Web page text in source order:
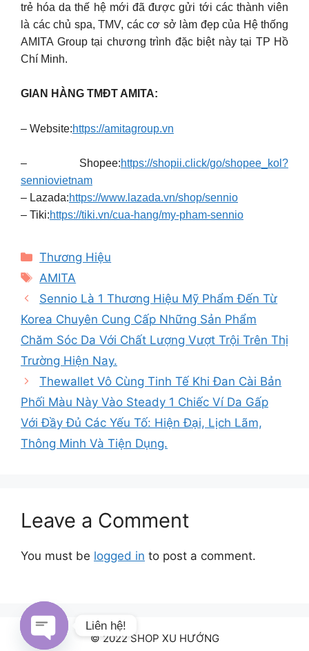
trẻ hóa da thế hệ mới đã được gửi tới các thành viên
là các chủ spa, TMV, các cơ sở làm đẹp của Hệ thống
AMITA Group tại chương trình đặc biệt này tại TP Hồ
Chí Minh.
GIAN HÀNG TMĐT AMITA:
– Website:https://amitagroup.vn
– Shopee:https://shopii.click/go/shopee_kol?
senniovietnam
– Lazada:https://www.lazada.vn/shop/sennio
– Tiki:https://tiki.vn/cua-hang/my-pham-sennio
Categories
Thương Hiệu
Tags
AMITA
Sennio Là 1 Thương Hiệu Mỹ Phẩm Đến Từ
Korea Chuyên Cung Cấp Những Sản Phẩm
Chăm Sóc Da Với Chất Lượng Vượt Trội Trên Thị
Trường Hiện Nay.
Thewallet Vô Cùng Tinh Tế Khi Đan Cài Bản
Phối Màu Này Vào Steady 1 Chiếc Ví Da Gấp
Với Đầy Đủ Các Yếu Tố: Hiện Đại, Lịch Lãm,
Thông Minh Và Tiện Dụng.
Leave a Comment
You must be logged in to post a comment.
© 2022 SHOP XU HƯỚNG
Liên hệ!